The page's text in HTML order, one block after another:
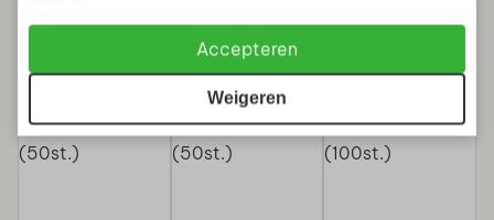
Accepteren
Weigeren